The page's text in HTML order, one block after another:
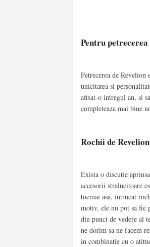
Pentru
Petrecerea de
unicitatea si
afisat-o intregul an, si
completeaza mai bine
Rochii de
Exista o discutie
accesorii stralucitoare
tocmai asa, intrucat
motiv, ele nu pot sa fie
din punct de vedere al
ne dorim sa ne facem
in combinatie cu o